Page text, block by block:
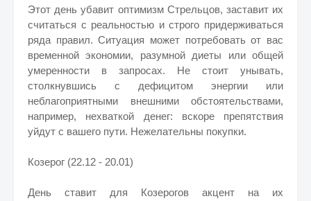
Этот день убавит оптимизм Стрельцов, заставит их
считаться с реальностью и строго придерживаться
ряда правил. Ситуация может потребовать от вас
временной экономии, разумной диеты или общей
умеренности в запросах. Не стоит унывать,
столкнувшись с дефицитом энергии или
неблагоприятными внешними обстоятельствами,
например, нехваткой денег: вскоре препятствия
уйдут с вашего пути. Нежелательны покупки.
Козерог (22.12 - 20.01)
День ставит для Козерогов акцент на их